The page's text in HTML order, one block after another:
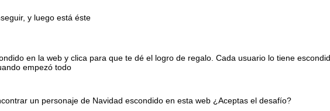
y luego está éste
en la web y clica para que te dé el logro de regalo. Cada usuario lo tiene
empezó todo
un personaje de Navidad escondido en esta web ¿Aceptas el desafío?